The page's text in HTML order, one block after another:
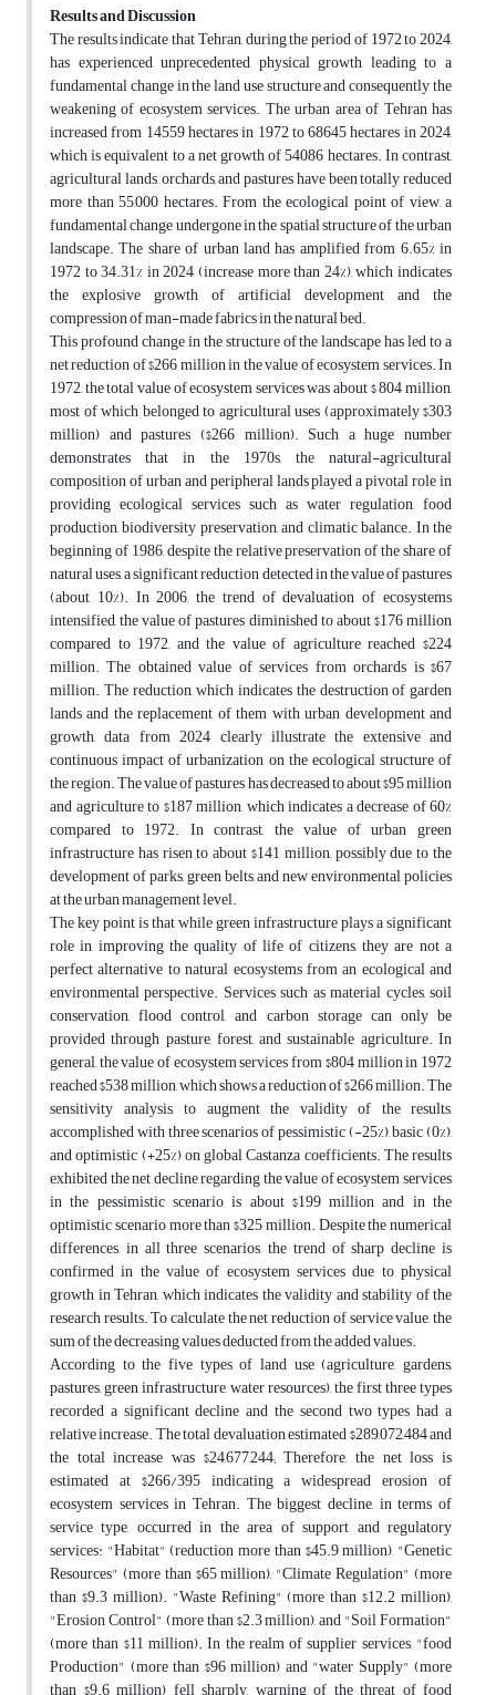
Results and Discussion
The results indicate that Tehran, during the period of 1972 to 2024,
has experienced unprecedented physical growth leading to a
fundamental change in the land use structure and consequently the
weakening of ecosystem services. The urban area of Tehran has
increased from 14559 hectares in 1972 to 68645 hectares in 2024,
which is equivalent to a net growth of 54086 hectares. In contrast,
agricultural lands, orchards, and pastures have been totally reduced
more than 55,000 hectares. From the ecological point of view, a
fundamental change undergone in the spatial structure of the urban
landscape. The share of urban land has amplified from 6.65% in
1972 to 34.31% in 2024 (increase more than 24%), which indicates
the explosive growth of artificial development and the
compression of man-made fabrics in the natural bed.
This profound change in the structure of the landscape has led to a
net reduction of $266 million in the value of ecosystem services. In
1972, the total value of ecosystem services was about $ 804 million,
most of which belonged to agricultural uses (approximately $303
million) and pastures ($266 million). Such a huge number
demonstrates that in the 1970s, the natural-agricultural
composition of urban and peripheral lands played a pivotal role in
providing ecological services such as water regulation, food
production, biodiversity preservation, and climatic balance. In the
beginning of 1986, despite the relative preservation of the share of
natural uses, a significant reduction detected in the value of pastures
(about 10%). In 2006, the trend of devaluation of ecosystems
intensified, the value of pastures diminished to about $176 million
compared to 1972, and the value of agriculture reached $224
million. The obtained value of services from orchards is $67
million. The reduction, which indicates the destruction of garden
lands and the replacement of them with urban development and
growth, data from 2024 clearly illustrate the extensive and
continuous impact of urbanization on the ecological structure of
the region. The value of pastures has decreased to about $95 million
and agriculture to $187 million, which indicates a decrease of 60%
compared to 1972. In contrast, the value of urban green
infrastructure has risen to about $141 million, possibly due to the
development of parks, green belts, and new environmental policies
at the urban management level.
The key point is that while green infrastructure plays a significant
role in improving the quality of life of citizens, they are not a
perfect alternative to natural ecosystems from an ecological and
environmental perspective. Services such as material cycles, soil
conservation, flood control, and carbon storage can only be
provided through pasture, forest, and sustainable agriculture. In
general, the value of ecosystem services from $804 million in 1972
reached $538 million, which shows a reduction of $266 million. The
sensitivity analysis, to augment the validity of the results,
accomplished with three scenarios of pessimistic (-25%), basic (0%),
and optimistic (+25%) on global Castanza coefficients. The results
exhibited the net decline regarding the value of ecosystem services
in the pessimistic scenario is about $199 million and in the
optimistic scenario more than $325 million. Despite the numerical
differences, in all three scenarios, the trend of sharp decline is
confirmed in the value of ecosystem services due to physical
growth in Tehran, which indicates the validity and stability of the
research results. To calculate the net reduction of service value, the
sum of the decreasing values deducted from the added values.
According to the five types of land use (agriculture, gardens,
pastures, green infrastructure, water resources), the first three types
recorded a significant decline and the second two types had a
relative increase. The total devaluation estimated $289,072,484 and
the total increase was $24,677,244; Therefore, the net loss is
estimated at $266/395 indicating a widespread erosion of
ecosystem services in Tehran. The biggest decline, in terms of
service type, occurred in the area of support and regulatory
services: "Habitat" (reduction more than $45.9 million), "Genetic
Resources" (more than $65 million), "Climate Regulation" (more
than $9.3 million). "Waste Refining" (more than $12.2 million),
"Erosion Control" (more than $2.3 million), and "Soil Formation"
(more than $11 million). In the realm of supplier services, "food
Production" (more than $96 million) and "water Supply" (more